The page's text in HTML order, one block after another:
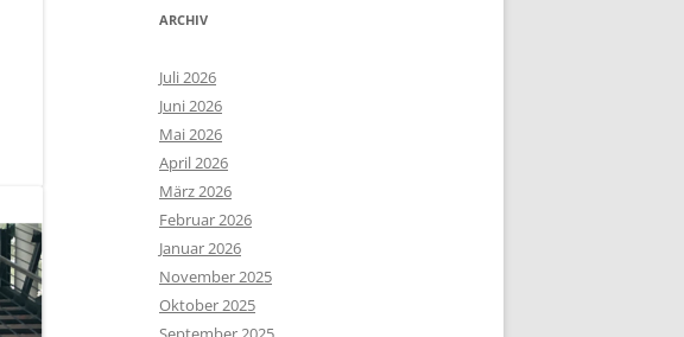
ARCHIV
Juli 2026
Juni 2026
Mai 2026
April 2026
März 2026
Februar 2026
Januar 2026
November 2025
Oktober 2025